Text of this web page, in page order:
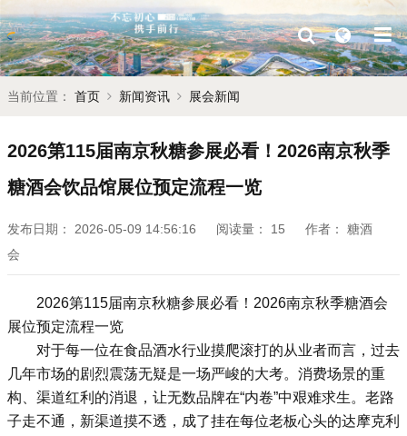
当前位置： 首页 新闻资讯 展会新闻
2026第115届南京秋糖参展必看！2026南京秋季
糖酒会饮品馆展位预定流程一览
发布日期： 2026-05-09 14:56:16 阅读量： 15 作者：
糖酒
会
2026第115届南京秋糖参展必看！2026南京秋季糖酒会
展位预定流程一览
对于每一位在食品酒水行业摸爬滚打的从业者而言，过去
几年市场的剧烈震荡无疑是一场严峻的大考。消费场景的重
构、渠道红利的消退，让无数品牌在“内卷”中艰难求生。老路
子走不通，新渠道摸不透，成了挂在每位老板心头的达摩克利